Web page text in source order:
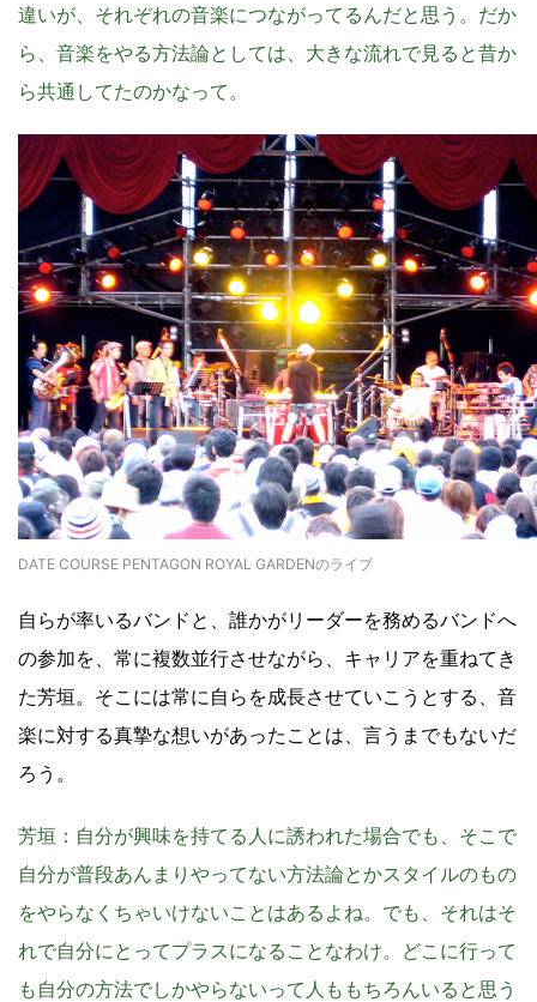
違いが、それぞれの音楽につながってるんだと思う。だか
ら、音楽をやる方法論としては、大きな流れで見ると昔か
ら共通してたのかなって。
DATE COURSE PENTAGON ROYAL GARDENのライブ
自らが率いるバンドと、誰かがリーダーを務めるバンドへ
の参加を、常に複数並行させながら、キャリアを重ねてき
た芳垣。そこには常に自らを成長させていこうとする、音
楽に対する真摯な想いがあったことは、言うまでもないだ
ろう。
芳垣 ：自分が興味を持てる人に誘われた場合でも、そこで
自分が普段あんまりやってない方法論とかスタイルのもの
をやらなくちゃいけないことはあるよね。でも、それはそ
れで自分にとってプラスになることなわけ。どこに行って
も自分の方法でしかやらないって人ももちろんいると思う